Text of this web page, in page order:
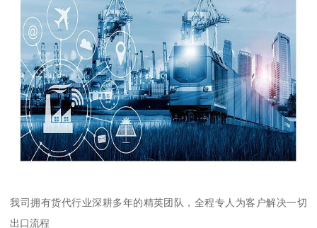
我司拥有货代行业深耕多年的精英团队，全程专人为客户解决一切
出口流程